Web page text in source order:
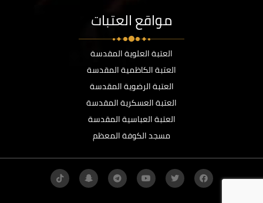
مواقع العتبات
العتبة العلوية المقدسة
العتبة الكاظمية المقدسة
العتبة الرضوية المقدسة
العتبة العسكرية المقدسة
العتبة العباسية المقدسة
مسجد الكوفة المعظم